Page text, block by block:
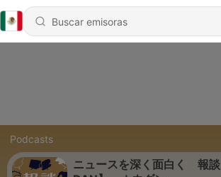
Podcasts
ニュースを深く面白く 報